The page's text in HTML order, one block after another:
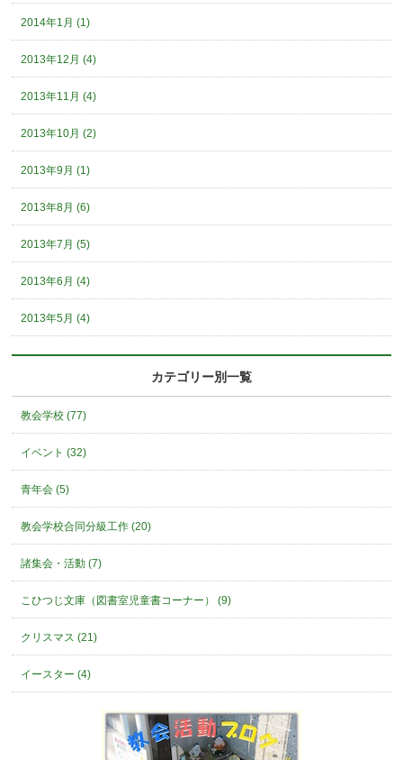
2014年1月 (1)
2013年12月 (4)
2013年11月 (4)
2013年10月 (2)
2013年9月 (1)
2013年8月 (6)
2013年7月 (5)
2013年6月 (4)
2013年5月 (4)
カテゴリー別一覧
教会学校 (77)
イベント (32)
青年会 (5)
教会学校合同分級工作 (20)
諸集会・活動 (7)
こひつじ文庫（図書室児童書コーナー） (9)
クリスマス (21)
イースター (4)